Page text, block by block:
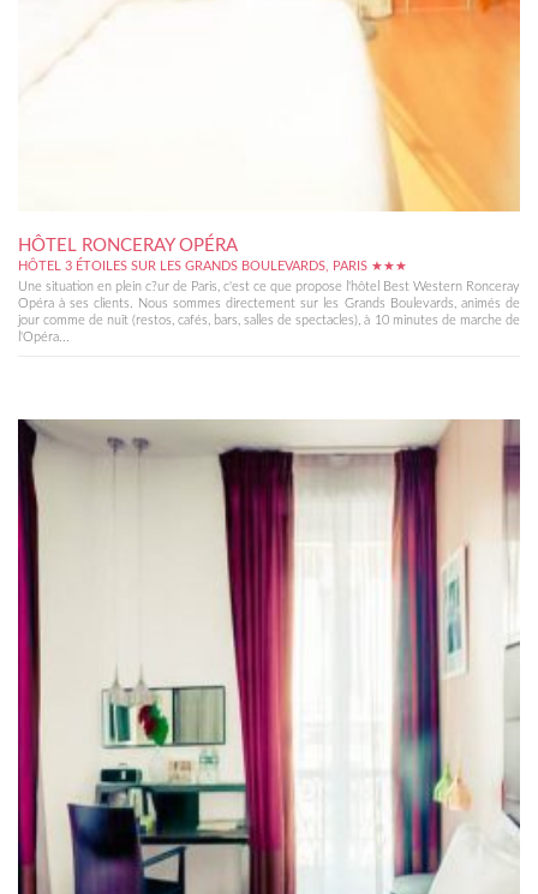
HÔTEL RONCERAY OPÉRA
HÔTEL 3 ÉTOILES SUR LES GRANDS BOULEVARDS, PARIS ★★★
Une situation en plein c?ur de Paris, c'est ce que propose l'hôtel Best Western Ronceray
Opéra à ses clients. Nous sommes directement sur les Grands Boulevards, animés de
jour comme de nuit (restos, cafés, bars, salles de spectacles), à 10 minutes de marche de
l'Opéra...